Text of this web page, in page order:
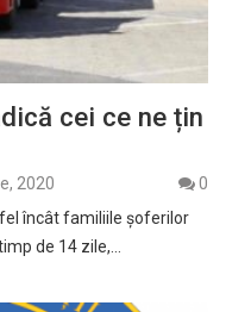
cei ce ne țin
2020
0
încât familiile șoferilor
de 14 zile,…